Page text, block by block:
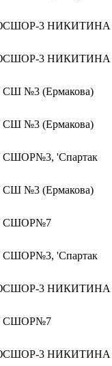
3 НИКИТИНА
3 НИКИТИНА
№3 (Ермакова)
№3 (Ермакова)
'Спартак
№3 (Ермакова)
СШОР№7
'Спартак
3 НИКИТИНА
СШОР№7
3 НИКИТИНА